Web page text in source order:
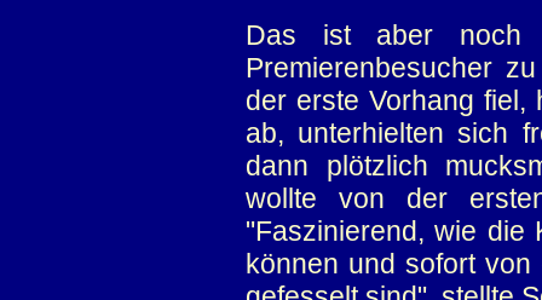
Das ist aber noch
Premierenbesucher
der erste Vorhang fiel,
ab, unterhielten sich
dann plötzlich
wollte von der
"Faszinierend, wie die
können und sofort